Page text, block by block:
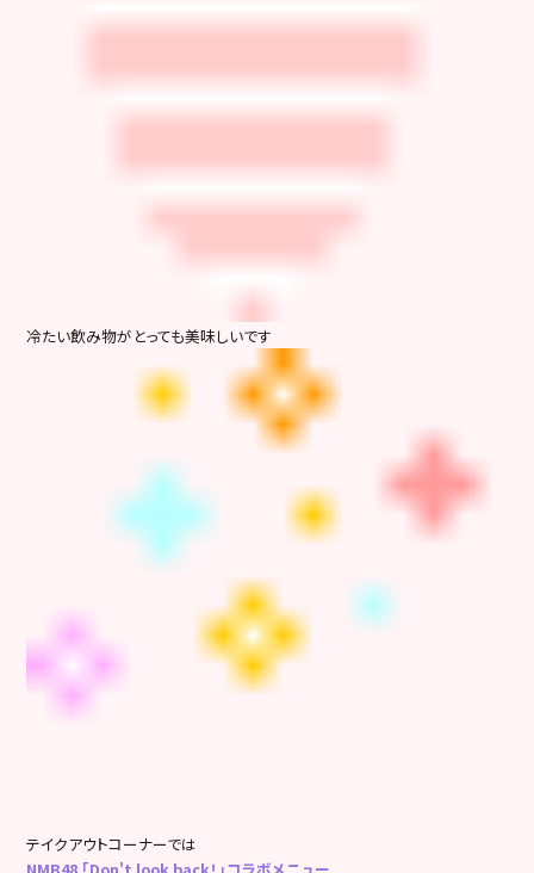
冷たい飲み物がとっても美味しいです
テイクアウトコーナーでは
NMB48 「Don't look back！」コラボメニュー